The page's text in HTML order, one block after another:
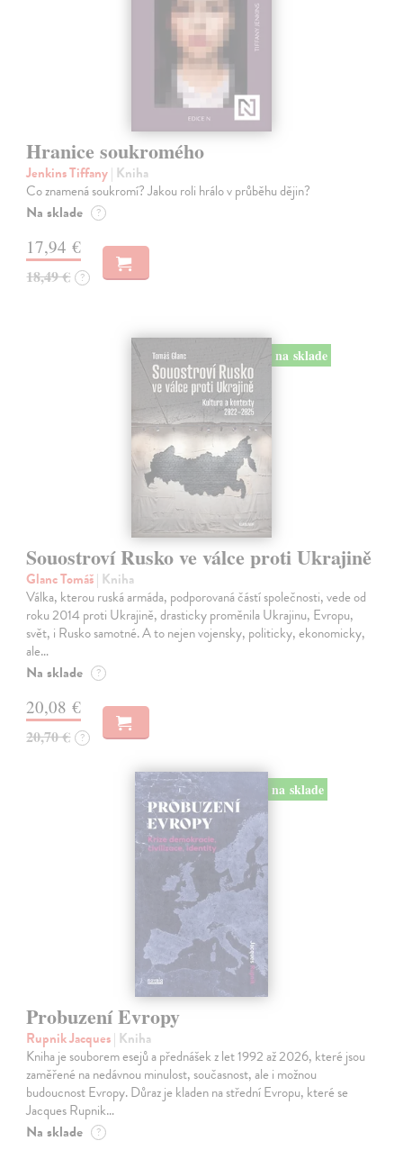
Hranice soukromého
Jenkins Tiffany| Kniha
Co znamená soukromí? Jakou roli hrálo v průběhu dějin?
Na sklade ?
17,94 €
18,49 € ?
na sklade
Souostroví Rusko ve válce proti Ukrajině
Glanc Tomáš| Kniha
Válka, kterou ruská armáda, podporovaná částí společnosti, vede od
roku 2014 proti Ukrajině, drasticky proměnila Ukrajinu, Evropu,
svět, i Rusko samotné. A to nejen vojensky, politicky, ekonomicky,
ale…
Na sklade ?
20,08 €
20,70 € ?
na sklade
Probuzení Evropy
Rupnik Jacques| Kniha
Kniha je souborem esejů a přednášek z let 1992 až 2026, které jsou
zaměřené na nedávnou minulost, současnost, ale i možnou
budoucnost Evropy. Důraz je kladen na střední Evropu, které se
Jacques Rupnik…
Na sklade ?